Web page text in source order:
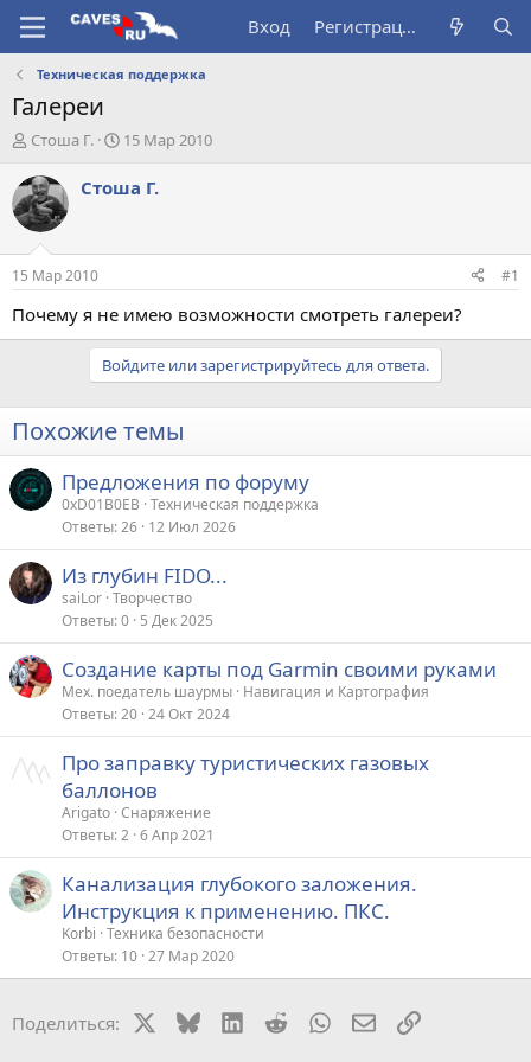
Вход Регистрация
Техническая поддержка
Галереи
А
т
о
р
т
е
м
ы
Стоша Г.
Д
т
а
л
15 Мар 2010
Стоша Г.
15 Мар 2010 #1
Почему я не имею возможности смотреть галереи?
Войдите или зарегистрируйтесь для ответа.
Похожие темы
Предложения по форуму
0xD01B0EB Техническая поддержка
Ответы 26 12 Июл 2026
Из глубин FIDO...
saiLor Творчество
Ответы 0 5 Дек 2025
Создание карты под Garmin своими руками
Мех. поедатель шаурмы Навигация и Картография
Ответы 20 24 Окт 2024
Про заправку туристических газовых
баллонов
Arigato Снаряжение
Ответы 2 6 Апр 2021
Канализация глубокого заложения.
Инструкция к применению. ПКС.
Korbi Техника безопасности
Ответы 10 27 Мар 2020
Поделиться: BlueskyLinkedIn
RedditWhatsAppЭлектронная
Ссылка